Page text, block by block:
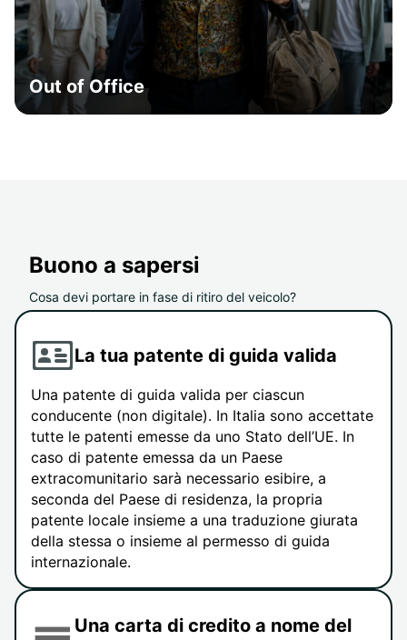
Out of Office
Buono a sapersi
Cosa devi portare in fase di ritiro del veicolo?
La tua patente di guida valida
Una patente di guida valida per ciascun
conducente (non digitale). In Italia sono accettate
tutte le patenti emesse da uno Stato dell’UE. In
caso di patente emessa da un Paese
extracomunitario sarà necessario esibire, a
seconda del Paese di residenza, la propria
patente locale insieme a una traduzione giurata
della stessa o insieme al permesso di guida
internazionale.
Una carta di credito a nome del